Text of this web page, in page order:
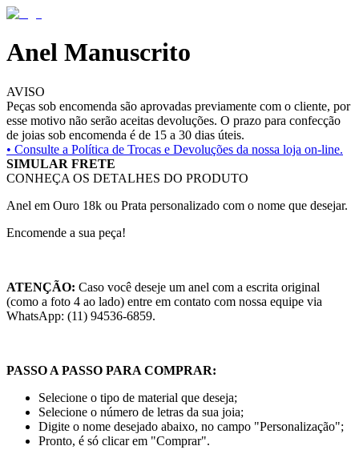
Anel Manuscrito
AVISO
Peças sob encomenda são aprovadas previamente com o cliente, por
esse motivo não serão aceitas devoluções. O prazo para confecção
de joias sob encomenda é de 15 a 30 dias úteis.
• Consulte a Política de Trocas e Devoluções da nossa loja on-line.
SIMULAR FRETE
CONHEÇA OS DETALHES DO PRODUTO
Anel em Ouro 18k ou Prata personalizado com o nome que desejar.
Encomende a sua peça!
ATENÇÃO: Caso você deseje um anel com a escrita original
(como a foto 4 ao lado) entre em contato com nossa equipe via
WhatsApp: (11) 94536-6859.
PASSO A PASSO PARA COMPRAR:
Selecione o tipo de material que deseja;
Selecione o número de letras da sua joia;
Digite o nome desejado abaixo, no campo "Personalização";
Pronto, é só clicar em "Comprar".